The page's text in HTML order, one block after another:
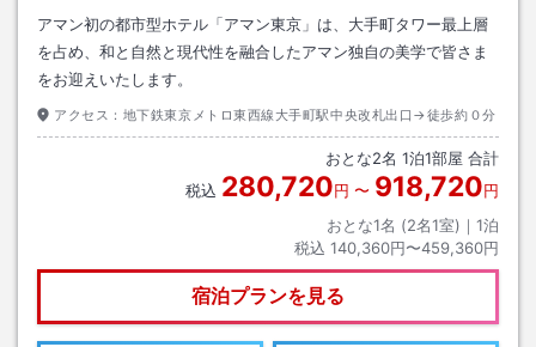
アマン初の都市型ホテル「アマン東京」は、大手町タワー最上層
を占め、和と自然と現代性を融合したアマン独自の美学で皆さま
をお迎えいたします。
アクセス： 地下鉄東京メトロ東西線大手町駅中央改札出口→徒歩約０分
おとな2名 1泊1部屋 合計
税込 280,720円 〜 918,720円
おとな1名 (2名1室)｜ 1泊
税込 140,360円〜459,360円
宿泊プランを見る